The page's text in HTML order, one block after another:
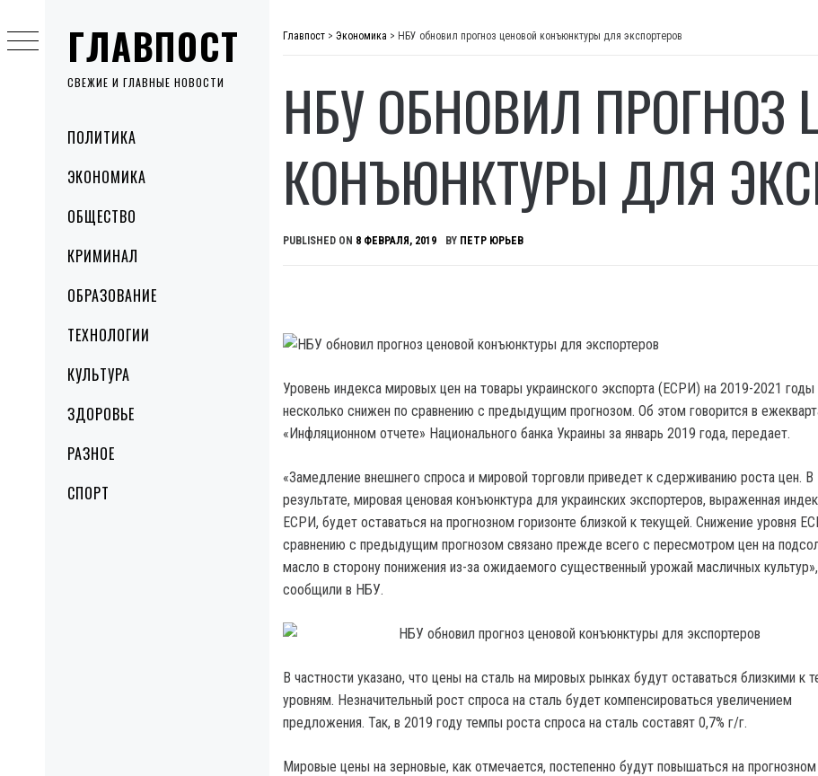
ГЛАВПОСТ
СВЕЖИЕ И ГЛАВНЫЕ НОВОСТИ
MenuПОЛИТИКА
ЭКОНОМИКА
ОБЩЕСТВО
КРИМИНАЛ
ОБРАЗОВАНИЕ
ТЕХНОЛОГИИ
КУЛЬТУРА
ЗДОРОВЬЕ
РАЗНОЕ
СПОРТ
to
content
Главпост > Экономика > НБУ обновил прогноз ценовой конъюнктуры для экспортеров
НБУ ОБНОВИЛ ПРОГНОЗ
КОНЪЮНКТУРЫ ДЛЯ
PUBLISHED ON 8 ФЕВРАЛЯ, 2019 BY ПЕТР ЮРЬЕВ
Уровень индекса мировых цен на товары украинского экспорта (ЕСРИ) на 2019-2021 годы
несколько снижен по сравнению с предыдущим прогнозом. Об этом говорится в
«Инфляционном отчете» Национального банка Украины за январь 2019 года, передает.
«Замедление внешнего спроса и мировой торговли приведет к сдерживанию роста цен. В
результате, мировая ценовая конъюнктура для украинских экспортеров, выраженная
ЕСРИ, будет оставаться на прогнозном горизонте близкой к текущей. Снижение уровня
сравнению с предыдущим прогнозом связано прежде всего с пересмотром цен на
масло в сторону понижения из-за ожидаемого существенный урожай масличных
сообщили в НБУ.
В частности указано, что цены на сталь на мировых рынках будут оставаться близкими к
уровням. Незначительный рост спроса на сталь будет компенсироваться увеличением
предложения. Так, в 2019 году темпы роста спроса на сталь составят 0,7% г/г.
Мировые цены на зерновые, как отмечается, постепенно будут повышаться на прогнозном